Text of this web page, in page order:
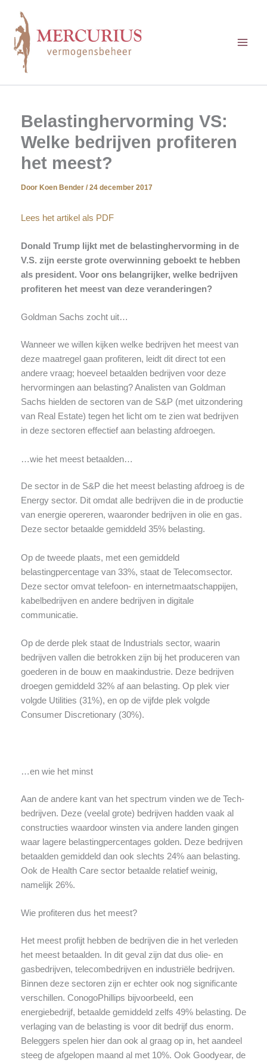
inhoud
Belastinghervorming VS:
Welke bedrijven profiteren
het meest?
Door Koen Bender / 24 december 2017
Lees het artikel als PDF
Donald Trump lijkt met de belastinghervorming in de
V.S. zijn eerste grote overwinning geboekt te hebben
als president. Voor ons belangrijker, welke bedrijven
profiteren het meest van deze veranderingen?
Goldman Sachs zocht uit…
Wanneer we willen kijken welke bedrijven het meest van
deze maatregel gaan profiteren, leidt dit direct tot een
andere vraag; hoeveel betaalden bedrijven voor deze
hervormingen aan belasting? Analisten van Goldman
Sachs hielden de sectoren van de S&P (met uitzondering
van Real Estate) tegen het licht om te zien wat bedrijven
in deze sectoren effectief aan belasting afdroegen.
…wie het meest betaalden…
De sector in de S&P die het meest belasting afdroeg is de
Energy sector. Dit omdat alle bedrijven die in de productie
van energie opereren, waaronder bedrijven in olie en gas.
Deze sector betaalde gemiddeld 35% belasting.
Op de tweede plaats, met een gemiddeld
belastingpercentage van 33%, staat de Telecomsector.
Deze sector omvat telefoon- en internetmaatschappijen,
kabelbedrijven en andere bedrijven in digitale
communicatie.
Op de derde plek staat de Industrials sector, waarin
bedrijven vallen die betrokken zijn bij het produceren van
goederen in de bouw en maakindustrie. Deze bedrijven
droegen gemiddeld 32% af aan belasting. Op plek vier
volgde Utilities (31%), en op de vijfde plek volgde
Consumer Discretionary (30%).
…en wie het minst
Aan de andere kant van het spectrum vinden we de Tech-
bedrijven. Deze (veelal grote) bedrijven hadden vaak al
constructies waardoor winsten via andere landen gingen
waar lagere belastingpercentages golden. Deze bedrijven
betaalden gemiddeld dan ook slechts 24% aan belasting.
Ook de Health Care sector betaalde relatief weinig,
namelijk 26%.
Wie profiteren dus het meest?
Het meest profijt hebben de bedrijven die in het verleden
het meest betaalden. In dit geval zijn dat dus olie- en
gasbedrijven, telecombedrijven en industriële bedrijven.
Binnen deze sectoren zijn er echter ook nog significante
verschillen. ConogoPhillips bijvoorbeeld, een
energiebedrijf, betaalde gemiddeld zelfs 49% belasting. De
verlaging van de belasting is voor dit bedrijf dus enorm.
Beleggers spelen hier dan ook al graag op in, het aandeel
steeg de afgelopen maand al met 10%. Ook Goodyear, de